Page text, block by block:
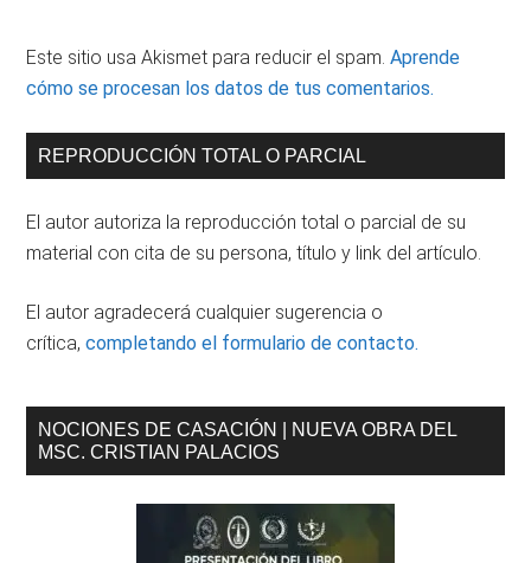
Este sitio usa Akismet para reducir el spam.Aprende
cómo se procesan los datos de tus comentarios.
Barra
principal
REPRODUCCIÓN TOTAL O PARCIAL
El autor autoriza la reproducción total o parcial de su
material con cita de su persona, título y link del artículo.
El autor agradecerá cualquier sugerencia o
crítica,completando el formulario de contacto.
NOCIONES DE CASACIÓN | NUEVA OBRA DEL
MSC. CRISTIAN PALACIOS